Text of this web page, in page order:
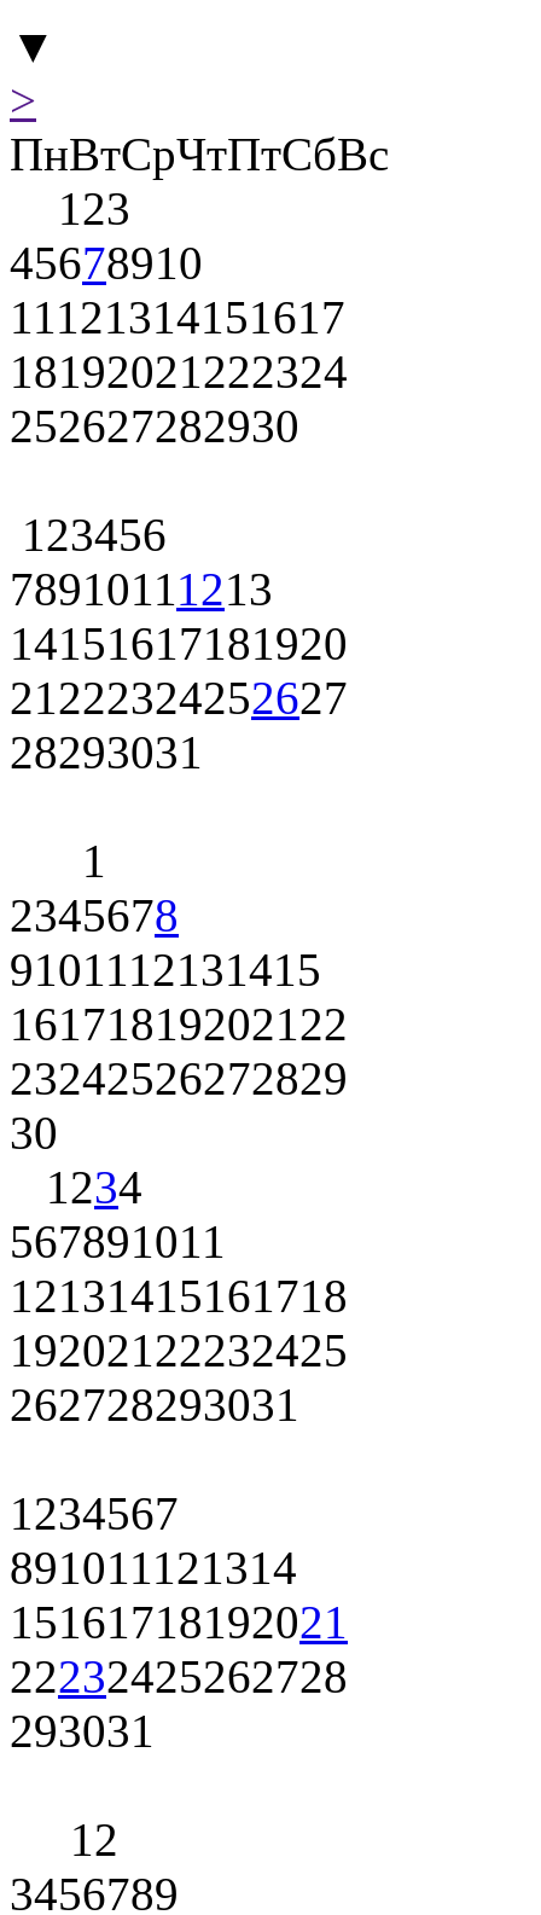
▼
>
ПнВтСрЧтПтСбВс
123
45678910
11121314151617
18192021222324
252627282930
123456
78910111213
14151617181920
21222324252627
28293031
1
2345678
9101112131415
16171819202122
23242526272829
30
1234
567891011
12131415161718
19202122232425
262728293031
1234567
891011121314
15161718192021
22232425262728
293031
12
3456789